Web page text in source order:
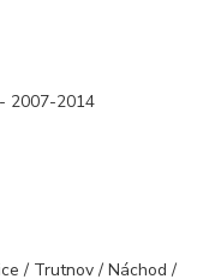
2007-2014
/ Trutnov / Náchod /